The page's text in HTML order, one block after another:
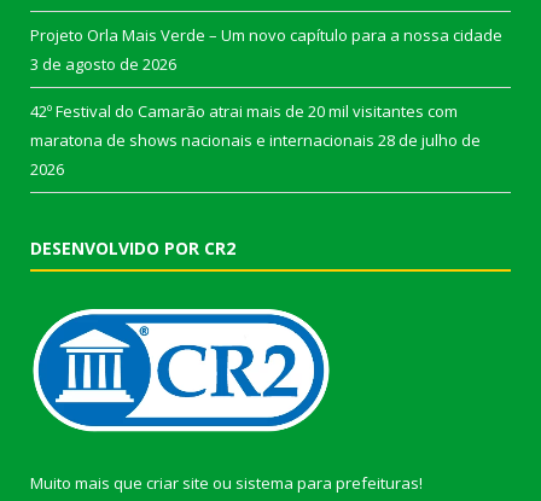
Projeto Orla Mais Verde – Um novo capítulo para a nossa cidade
3 de agosto de 2026
42º Festival do Camarão atrai mais de 20 mil visitantes com
maratona de shows nacionais e internacionais 28 de julho de
2026
DESENVOLVIDO POR CR2
Muito mais que criar site ou sistema para prefeituras!